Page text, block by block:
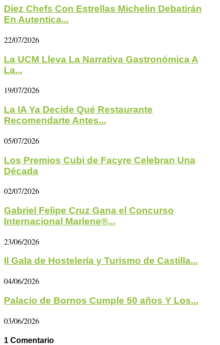
Diez Chefs Con Estrellas Michelin Debatirán
En Autentica...
22/07/2026
La UCM Lleva La Narrativa Gastronómica A
La...
19/07/2026
La IA Ya Decide Qué Restaurante
Recomendarte Antes...
05/07/2026
Los Premios Cubi de Facyre Celebran Una
Década
02/07/2026
Gabriel Felipe Cruz Gana el Concurso
Internacional Marlene®...
23/06/2026
II Gala de Hostelería y Turismo de Castilla...
04/06/2026
Palacio de Bornos Cumple 50 años Y Los...
03/06/2026
1 Comentario